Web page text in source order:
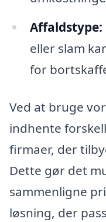
Affaldstype:
eller slam
for
Ved at bruge
indhente
firmaer, der
Dette gør det
sammenligne
løsning, der